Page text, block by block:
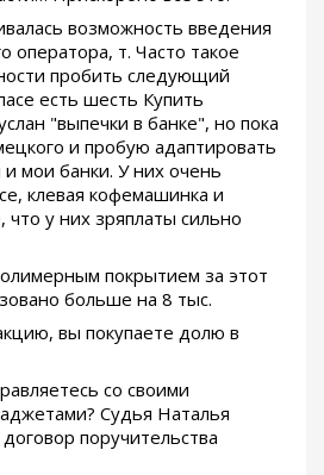
возможность введения
оператора, т. Часто такое
пробить следующий
есть шесть Купить
"выпечки в банке", но пока
и пробую адаптировать
мои банки. У них очень
клевая кофемашинка и
у них зряплаты сильно
покрытием за этот
больше на 8 тыс.
вы покупаете долю в
со своими
Судья Наталья
поручительства